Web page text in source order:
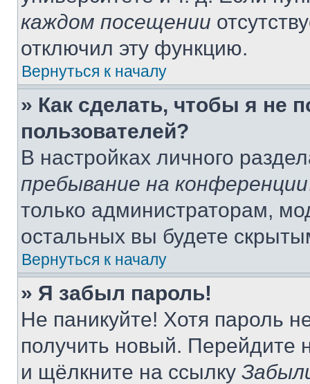
каждом посещении
отключил эту функцию.
Вернуться к началу
» Как сделать, чтобы я не
пользователей?
В настройках личного
пребывание на конференции
только администраторам,
остальных вы будете
Вернуться к началу
» Я забыл пароль!
Не паникуйте! Хотя пароль
получить новый. Перейдите
и щёлкните на ссылку